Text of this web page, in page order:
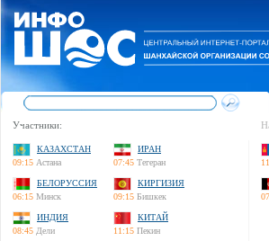
Участники:
КАЗАХСТАН
09:15 Астана
ИРАН
07:45 Тегеран
БЕЛОРУССИЯ
06:15 Минск
КИРГИЗИЯ
09:15 Бишкек
ИНДИЯ
08:45 Дели
КИТАЙ
11:15 Пекин